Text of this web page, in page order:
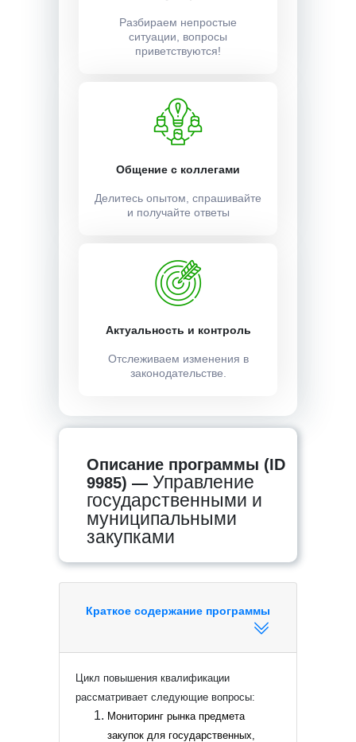
Разбираем непростые
ситуации, вопросы
приветствуются!
Общение с коллегами
Делитесь опытом, спрашивайте
и получайте ответы
Актуальность и контроль
Отслеживаем изменения в
законодательстве.
Описание программы (ID
9985) — Управление
государственными и
муниципальными
закупками
Краткое содержание программы
Цикл повышения квалификации
рассматривает следующие вопросы:
Мониторинг рынка предмета
закупок для государственных,